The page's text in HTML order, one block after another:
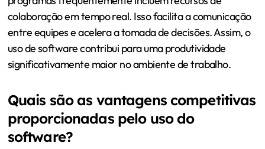
colaboração em tempo real. Isso facilita a comunicação
entre equipes e acelera a tomada de decisões. Assim, o
uso de software contribui para uma produtividade
significativamente maior no ambiente de trabalho.
Quais são as vantagens competitivas
proporcionadas pelo uso do
software?